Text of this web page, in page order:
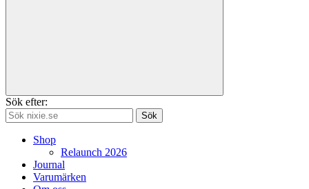
Sök efter:
Sök
Shop
Relaunch 2026
Journal
Varumärken